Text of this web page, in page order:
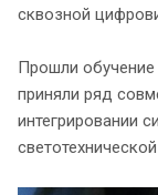
сквозной
Прошли
приняли ряд
интегрировании